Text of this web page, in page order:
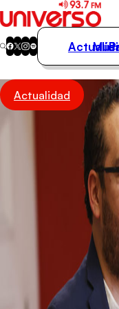
Actualidad
Música
Actualidad